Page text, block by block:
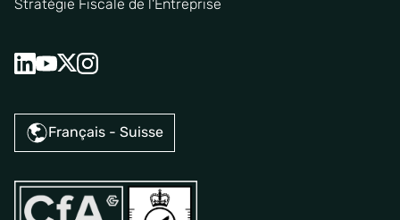
Stratégie Fiscale de l'Entreprise
Français - Suisse